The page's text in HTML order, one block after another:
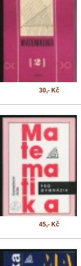
30,- Kč
45,- Kč